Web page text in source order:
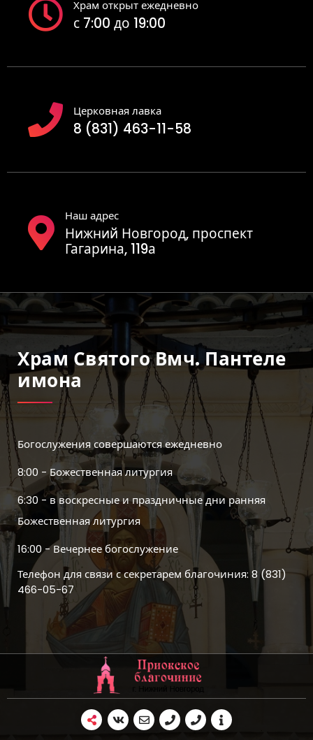
Храм открыт ежедневно
с 7:00 до 19:00
Церковная лавка
8 (831) 463-11-58
Наш адрес
Нижний Новгород, проспект
Гагарина, 119а
Храм Святого Вмч. Пантеле
Имона
Богослужения совершаются ежедневно
8:00 - Божественная литургия
6:30 - в воскресные и праздничные дни ранняя
Божественная литургия
16:00 - Вечернее богослужение
Телефон для связи с секретарем благочиния: 8 (831)
466-05-67